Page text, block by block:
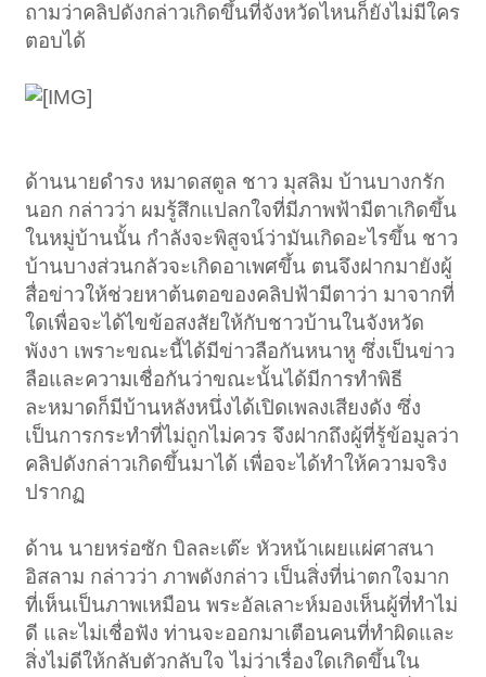
ถามว่าคลิปดังกล่าวเกิดขึ้นที่จังหวัดไหนก็ยังไม่มีใคร
ตอบได้
ด้านนายดำรง หมาดสตูล ชาว มุสลิม บ้านบางกรัก
นอก กล่าวว่า ผมรู้สึกแปลกใจที่มีภาพฟ้ามีตาเกิดขึ้น
ในหมู่บ้านนั้น กำลังจะพิสูจน์ว่ามันเกิดอะไรขึ้น ชาว
บ้านบางส่วนกลัวจะเกิดอาเพศขึ้น ตนจึงฝากมายังผู้
สื่อข่าวให้ช่วยหาต้นตอของคลิปฟ้ามีตาว่า มาจากที่
ใดเพื่อจะได้ไขข้อสงสัยให้กับชาวบ้านในจังหวัด
พังงา เพราะขณะนี้ได้มีข่าวลือกันหนาหู ซึ่งเป็นข่าว
ลือและความเชื่อกันว่าขณะนั้นได้มีการทำพิธี
ละหมาดก็มีบ้านหลังหนึ่งได้เปิดเพลงเสียงดัง ซึ่ง
เป็นการกระทำที่ไม่ถูกไม่ควร จึงฝากถึงผู้ที่รู้ข้อมูลว่า
คลิปดังกล่าวเกิดขึ้นมาได้ เพื่อจะได้ทำให้ความจริง
ปรากฏ
ด้าน นายหร่อซัก บิลละเต๊ะ หัวหน้าเผยแผ่ศาสนา
อิสลาม กล่าวว่า ภาพดังกล่าว เป็นสิ่งที่น่าตกใจมาก
ที่เห็นเป็นภาพเหมือน พระอัลเลาะห์มองเห็นผู้ที่ทำไม่
ดี และไม่เชื่อฟัง ท่านจะออกมาเตือนคนที่ทำผิดและ
สิ่งไม่ดีให้กลับตัวกลับใจ ไม่ว่าเรื่องใดเกิดขึ้นใน